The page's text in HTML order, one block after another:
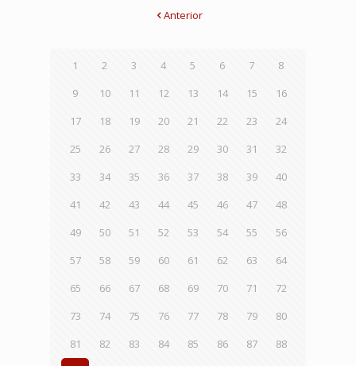
Anterior
1 2 3 4 5 6 7
8
9
10 11 12 13 14 15
16
17
18 19 20 21 22 23
24
25
26 27 28 29 30 31
32
33
34 35 36 37 38 39
40
41
42 43 44 45 46 47
48
49
50 51 52 53 54 55
56
57
58 59 60 61 62 63
64
65
66 67 68 69 70 71
72
73
74 75 76 77 78 79
80
81
82 83 84 85 86 87
88